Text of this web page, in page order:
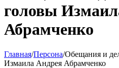
головы
Абрамченко
Главная/Персона/Обещания и
Измаила Андрея Абрамченко